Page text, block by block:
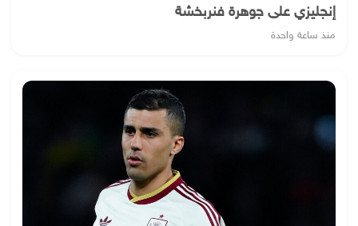
إنجليزي على جوهرة فنربخشة
منذ ساعة واحدة